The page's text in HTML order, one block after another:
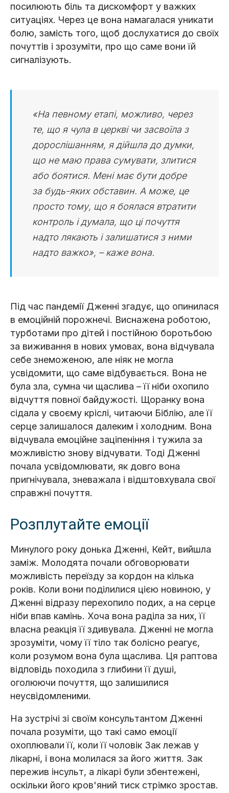
посилюють біль та дискомфорт у важких
ситуаціях. Через це вона намагалася уникати
болю, замість того, щоб дослухатися до своїх
почуттів і зрозуміти, про що саме вони їй
сигналізують.
«На певному етапі, можливо, через
те, що я чула в церкві чи засвоїла з
дорослішанням, я дійшла до думки,
що не маю права сумувати, злитися
або боятися. Мені має бути добре
за будь-яких обставин. А може, це
просто тому, що я боялася втратити
контроль і думала, що ці почуття
надто лякають і залишатися з ними
надто важко», – каже вона.
Під час пандемії Дженні згадує, що опинилася
в емоційній порожнечі. Виснажена роботою,
турботами про дітей і постійною боротьбою
за виживання в нових умовах, вона відчувала
себе знеможеною, але ніяк не могла
усвідомити, що саме відбувається. Вона не
була зла, сумна чи щаслива – її ніби охопило
відчуття повної байдужості. Щоранку вона
сідала у своєму кріслі, читаючи Біблію, але її
серце залишалося далеким і холодним. Вона
відчувала емоційне заціпеніння і тужила за
можливістю знову відчувати. Тоді Дженні
почала усвідомлювати, як довго вона
пригнічувала, зневажала і відштовхувала свої
справжні почуття.
Розплутайте емоції
Минулого року донька Дженні, Кейт, вийшла
заміж. Молодята почали обговорювати
можливість переїзду за кордон на кілька
років. Коли вони поділилися цією новиною, у
Дженні відразу перехопило подих, а на серце
ніби впав камінь. Хоча вона раділа за них, її
власна реакція її здивувала. Дженні не могла
зрозуміти, чому її тіло так болісно реагує,
коли розумом вона була щаслива. Ця раптова
відповідь походила з глибини її душі,
оголюючи почуття, що залишилися
неусвідомленими.
На зустрічі зі своїм консультантом Дженні
почала розуміти, що такі само емоції
охоплювали її, коли її чоловік Зак лежав у
лікарні, і вона молилася за його життя. Зак
пережив інсульт, а лікарі були збентежені,
оскільки його кров'яний тиск стрімко зростав.